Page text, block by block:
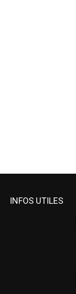
INFOS UTILES